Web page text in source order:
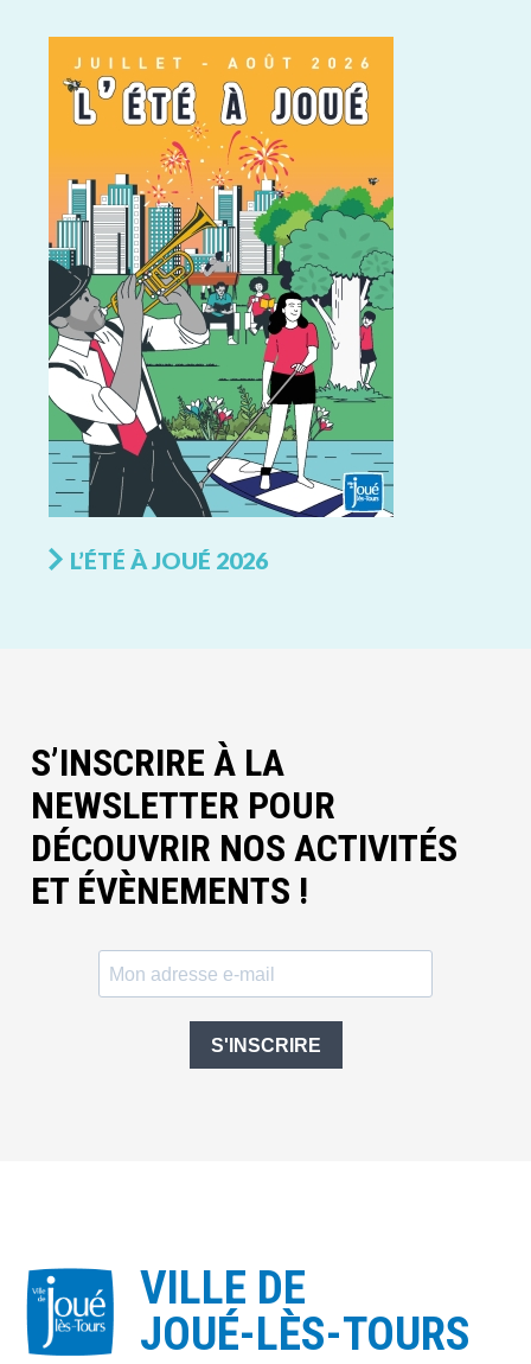
L’ÉTÉ À JOUÉ 2026
S’INSCRIRE À LA
NEWSLETTER POUR
DÉCOUVRIR NOS ACTIVITÉS
ET ÉVÈNEMENTS !
S'INSCRIRE
VILLE DE
JOUÉ-LÈS-TOURS